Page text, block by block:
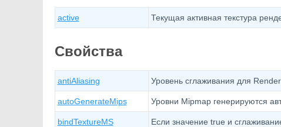
active Текущая активная текстура
Свойства
antiAliasing Уровень сглаживания для
autoGenerateMips Уровни Mipmap генерируются
bindTextureMS
Если значение true и